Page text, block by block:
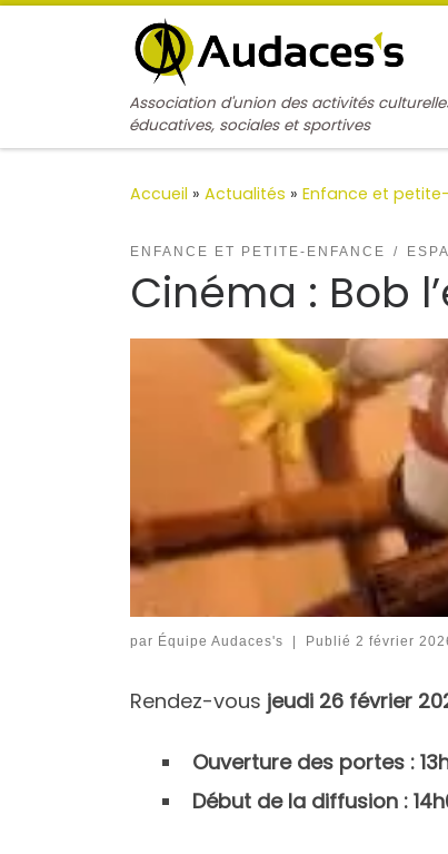
Passer au contenu
Association d'union des activités
éducatives, sociales et sportives
Accueil » Actualités » Enfance et
ENFANCE ET PETITE-ENFANCE
Cinéma : Bob
par Équipe Audaces's Publié 2 février
Rendez-vous jeudi 26 février
Ouverture des portes :
Début de la diffusion :